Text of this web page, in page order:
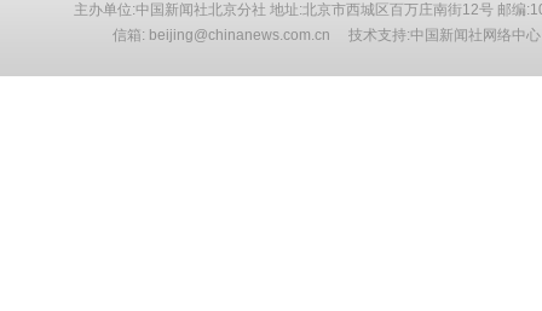
主办单位:中国新闻社北京分社 地址:北京市西城区百万庄南街12号 邮编
信箱: beijing@chinanews.com.cn 技术支持:中国新闻社网络中心